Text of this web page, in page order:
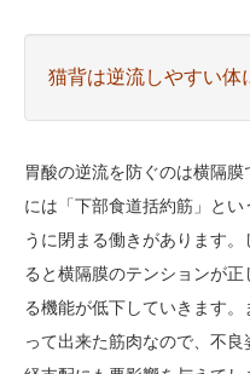
猫背は逆流しやすい体
胃酸の逆流を防ぐのは横隔
には「下部食道括約筋」と
うに閉まる働きがあります
ると横隔膜のテンションが
る機能が低下していきます
って出来た筋肉なので、不